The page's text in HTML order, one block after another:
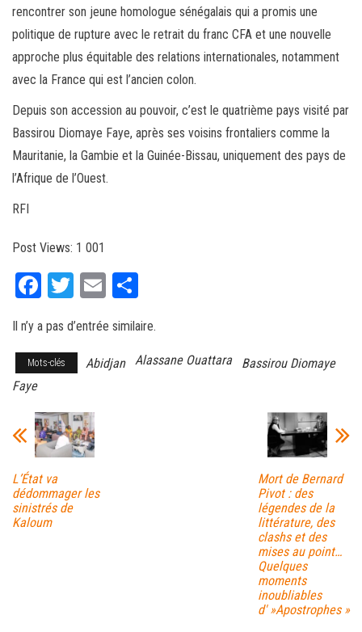
rencontrer son jeune homologue sénégalais qui a promis une
politique de rupture avec le retrait du franc CFA et une nouvelle
approche plus équitable des relations internationales, notamment
avec la France qui est l’ancien colon.
Depuis son accession au pouvoir, c’est le quatrième pays visité par
Bassirou Diomaye Faye, après ses voisins frontaliers comme la
Mauritanie, la Gambie et la Guinée-Bissau, uniquement des pays de
l’Afrique de l’Ouest.
RFI
Post Views: 1 001
Fa
bo
ok
T
tt
er
E
ail ag
er
Il n’y a pas d’entrée similaire.
Mots-clés Abidjan Alassane Ouattara
Bassirou Diomaye
Faye
L’État va
dédommager les
sinistrés de
Kaloum
Mort de Bernard
Pivot : des
légendes de la
littérature, des
clashs et des
mises au point…
Quelques
moments
inoubliables
d' »Apostrophes »